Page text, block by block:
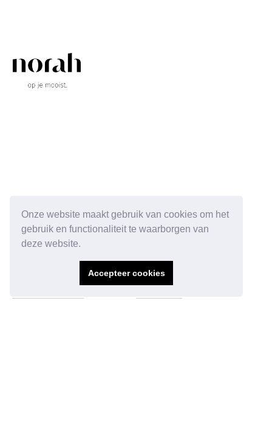
Onze website maakt gebruik van cookies om het
gebruik en functionaliteit te waarborgen van
deze website.
Accepteer cookies
Over Norah
Over Norah